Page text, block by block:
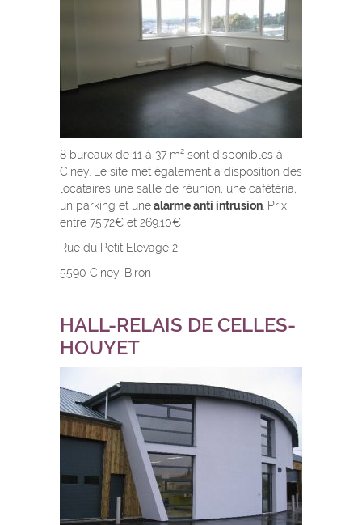
8 bureaux de 11 à 37 m² sont disponibles à
Ciney. Le site met également à disposition des
locataires une salle de réunion, une cafétéria,
un parking et unealarme anti intrusion . Prix:
entre 75.72€ et 269.10€
Rue du Petit Elevage 2
5590 Ciney-Biron
HALL-RELAIS DE CELLES-
HOUYET